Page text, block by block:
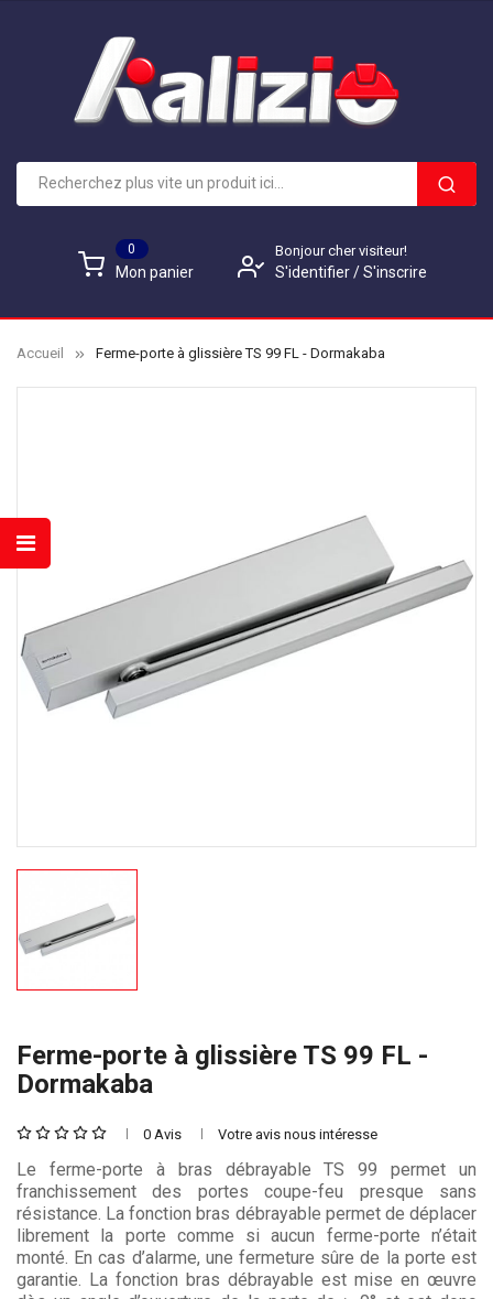
0
Mon panier
Bonjour cher visiteur!
S'identifier/ S'inscrire
Accueil Ferme-porte à glissière TS 99 FL - Dormakaba
Ferme-porte à glissière TS 99 FL -
Dormakaba
0 Avis Votre avis nous intéresse
Le ferme-porte à bras débrayable TS 99 permet un
franchissement des portes coupe-feu presque sans
résistance. La fonction bras débrayable permet de déplacer
librement la porte comme si aucun ferme-porte n’était
monté. En cas d’alarme, une fermeture sûre de la porte est
garantie. La fonction bras débrayable est mise en œuvre